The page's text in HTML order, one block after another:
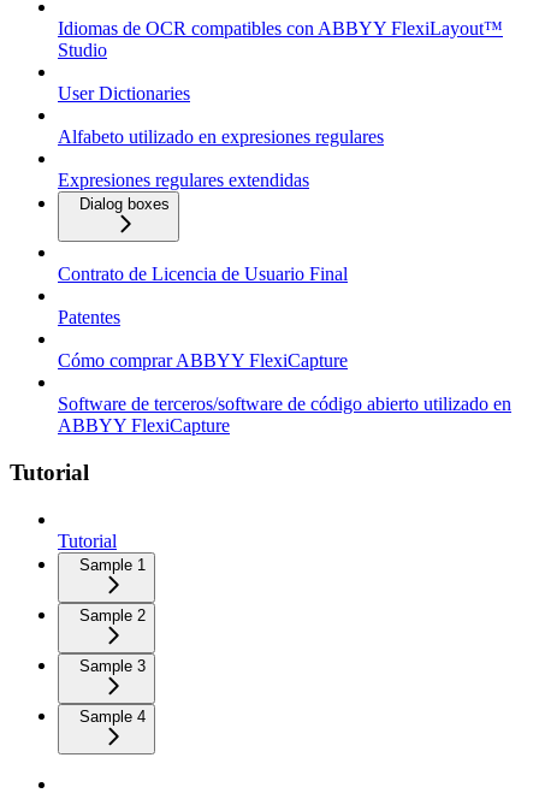
Idiomas de OCR compatibles con ABBYY FlexiLayout™
Studio
User Dictionaries
Alfabeto utilizado en expresiones regulares
Expresiones regulares extendidas
Dialog boxes
Contrato de Licencia de Usuario Final
Patentes
Cómo comprar ABBYY FlexiCapture
Software de terceros/software de código abierto utilizado en
ABBYY FlexiCapture
Tutorial
Tutorial
Sample 1
Sample 2
Sample 3
Sample 4